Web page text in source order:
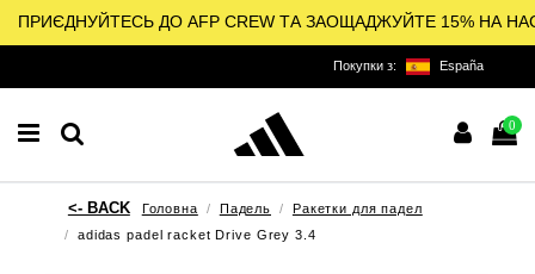
ПРИЄДНУЙТЕСЬ ДО AFP CREW ТА ЗАОЩАДЖУЙТЕ 15% НА
Покупки з: España
0
Головна Падель
Ракетки для падел
adidas padel racket Drive Grey 3.4